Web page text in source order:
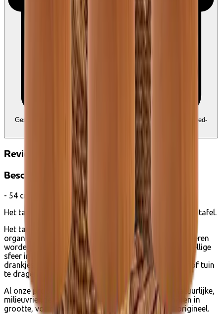
Geschikt voor Ecocheques en Cadeaucheques Koppel uw Edenred-
Reviews
Beschrijving
- 54 cm tafelblad -
Het tafelblad is het middelpunt van je eettafel of salontafel.
Het tafelblad is een perfecte mix van minimalisme en
organische vormen en kan op veel verschillende manieren
worden gebruikt. Versier het met kaarsen om een gezellige
sfeer in je woonkamer te creëren, of gebruik het om
drankjes en eten van de keuken naar de woonkamer of tuin
te dragen.
Al onze producten zijn handgemaakt van 100% natuurlijke,
milieuvriendelijke materialen. Ze kunnen iets variëren in
grootte, vorm en kleur, maar zijn allemaal 100% origineel.